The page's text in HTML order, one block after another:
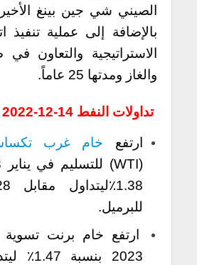
الصيني شي جين بينغ
بالإضافة إلى عملية تنفيذ
الاستراتيجية والتعاون
والغاز ومدتها 25 عاماً.
تداولات النفط 14-12-2022
ارتفع خام غرب
للبرميل.
ارتفع خام برنت تسوية